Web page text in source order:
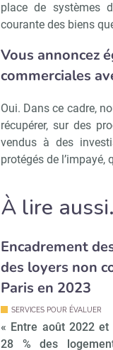
place de systèmes
courante des biens
Vous annoncez
commerciales
Oui. Dans ce cadre,
récupérer, sur des
vendus à des
protégés de l’impayé,
À lire
Encadrement
des loyers non
Paris en 2023
SERVICES POUR ÉVALUER
« Entre août 2022
28 % des